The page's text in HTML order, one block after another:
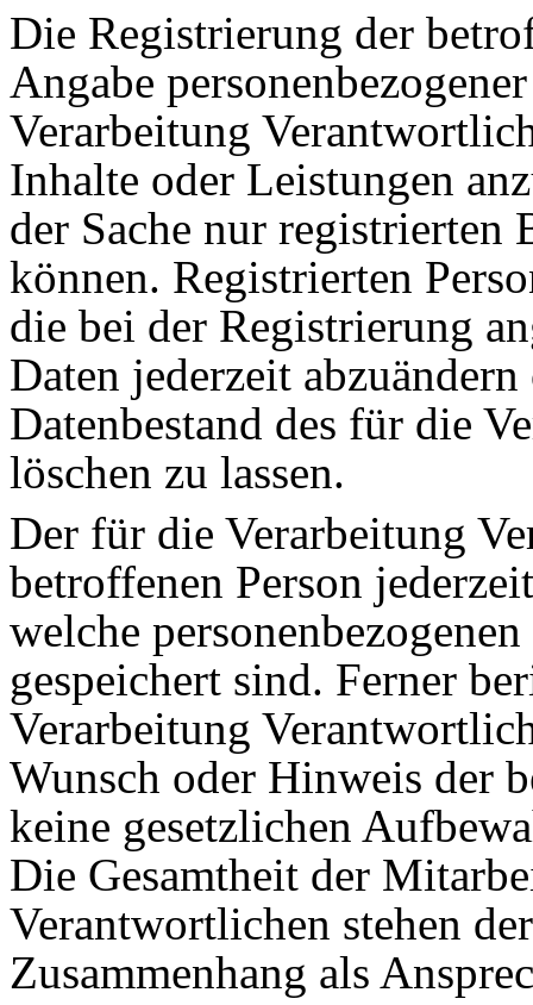
Die Registrierung der
Angabe
Verarbeitung
Inhalte oder Leistungen
der Sache nur registrierten
können. Registrierten
die bei der Registrierung
Daten jederzeit
Datenbestand des für die
löschen zu lassen.
Der für die Verarbeitung
betroffenen Person
welche
gespeichert sind. Ferner
Verarbeitung
Wunsch oder Hinweis der
keine gesetzlichen
Die Gesamtheit der
Verantwortlichen stehen
Zusammenhang als